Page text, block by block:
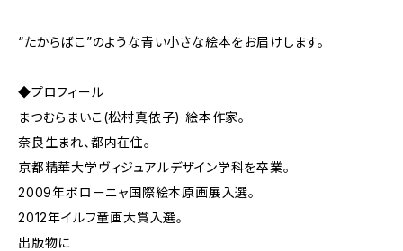
“たからばこ”のような青い小さな絵本をお届けします。
◆プロフィール
まつむらまいこ(松村真依子) 絵本作家。
奈良生まれ、都内在住。
京都精華大学ヴィジュアルデザイン学科を卒業。
2009年ボローニャ国際絵本原画展入選。
2012年イルフ童画大賞入選。
出版物に